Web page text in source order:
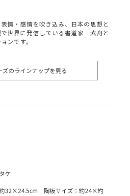
情・感情を吹き込み、日本の思想と
世界に発信している書道家 紫舟と
ンです。
ズのラインナップを見る
ケ
32×24.5cm 陶板サイズ：約24×約